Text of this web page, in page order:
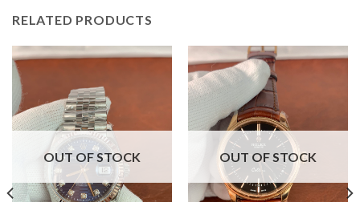
RELATED PRODUCTS
OUT OF STOCK OUT OF STOCK